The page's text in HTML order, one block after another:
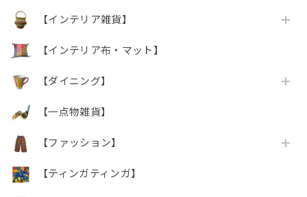
【インテリア雑貨】
【インテリア布・マット】
【ダイニング】
【一点物雑貨】
【ファッション】
【ティンガティンガ】